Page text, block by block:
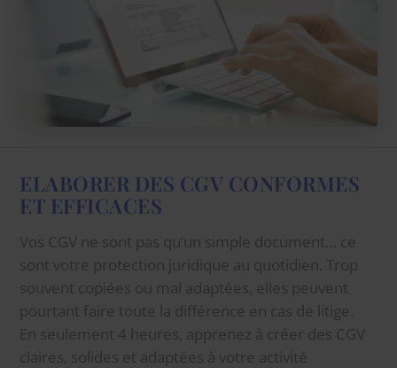
ELABORER DES CGV CONFORMES
ET EFFICACES
Vos CGV ne sont pas qu’un simple document… ce
sont votre protection juridique au quotidien. Trop
souvent copiées ou mal adaptées, elles peuvent
pourtant faire toute la différence en cas de litige.
En seulement 4 heures, apprenez à créer des CGV
claires, solides et adaptées à votre activité